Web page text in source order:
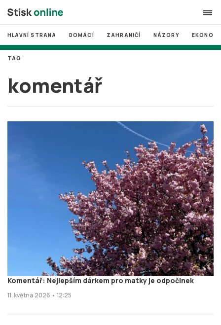
search
# MUNI
# Brno
# volby
HLAVNÍ STRANA DOMÁCÍ ZAHRANIČÍ NÁZORY
komentář
TAG
Komentář: Nejlepším dárkem pro matky je odpočinek
11. května 2026 • 12:25